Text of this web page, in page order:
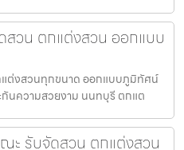
วน ตกแต่งสวน ออกแบบ
ต่งสวนทุกขนาด ออกแบบภูมิทัศน์
กันความสวยงาม นนทบุรี ตกแต
ะ รับจัดสวน ตกแต่งสวน